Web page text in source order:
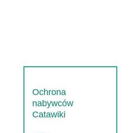
Ochrona
nabywców
Catawiki